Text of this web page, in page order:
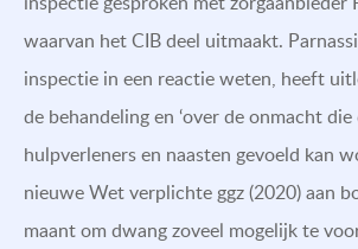
waarvan het CIB deel uitmaakt.
inspectie in een reactie weten, heeft
de behandeling en ‘over de onmacht
hulpverleners en naasten gevoeld kan
nieuwe Wet verplichte ggz (2020) aan
maant om dwang zoveel mogelijk te